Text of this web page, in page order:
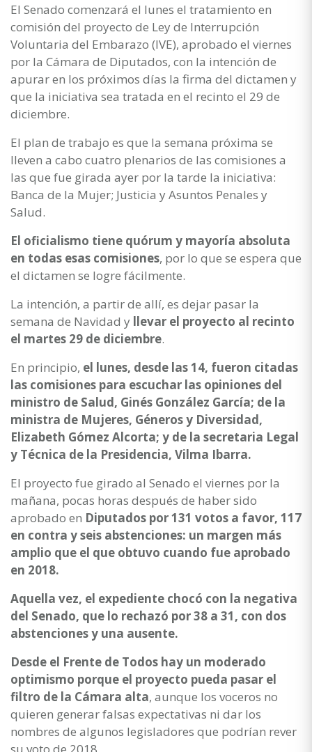
El Senado comenzará el lunes el tratamiento en
comisión del proyecto de Ley de Interrupción
Voluntaria del Embarazo (IVE), aprobado el viernes
por la Cámara de Diputados, con la intención de
apurar en los próximos días la firma del dictamen y
que la iniciativa sea tratada en el recinto el 29 de
diciembre.
El plan de trabajo es que la semana próxima se
lleven a cabo cuatro plenarios de las comisiones a
las que fue girada ayer por la tarde la iniciativa:
Banca de la Mujer; Justicia y Asuntos Penales y
Salud.
El oficialismo tiene quórum y mayoría absoluta
en todas esas comisiones, por lo que se espera que
el dictamen se logre fácilmente.
La intención, a partir de allí, es dejar pasar la
semana de Navidad y llevar el proyecto al recinto
el martes 29 de diciembre.
En principio, el lunes, desde las 14, fueron citadas
las comisiones para escuchar las opiniones del
ministro de Salud, Ginés González García; de la
ministra de Mujeres, Géneros y Diversidad,
Elizabeth Gómez Alcorta; y de la secretaria Legal
y Técnica de la Presidencia, Vilma Ibarra.
El proyecto fue girado al Senado el viernes por la
mañana, pocas horas después de haber sido
aprobado en Diputados por 131 votos a favor, 117
en contra y seis abstenciones: un margen más
amplio que el que obtuvo cuando fue aprobado
en 2018.
Aquella vez, el expediente chocó con la negativa
del Senado, que lo rechazó por 38 a 31, con dos
abstenciones y una ausente.
Desde el Frente de Todos hay un moderado
optimismo porque el proyecto pueda pasar el
filtro de la Cámara alta, aunque los voceros no
quieren generar falsas expectativas ni dar los
nombres de algunos legisladores que podrían rever
su voto de 2018.